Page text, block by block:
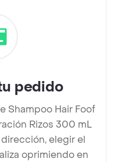
pedido
Shampoo Hair Foof
Rizos 300 mL
elegir el
oprimiendo en